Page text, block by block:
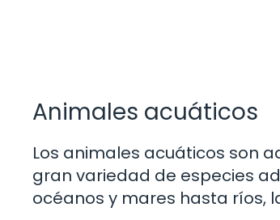
Animales acuáticos
Los animales acuáticos son
gran variedad de especies
océanos y mares hasta ríos,